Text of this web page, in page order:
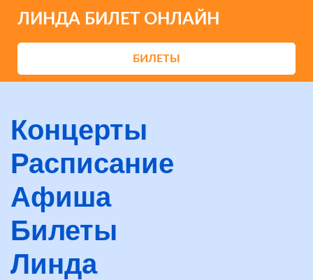
ЛИНДА БИЛЕТ ОНЛАЙН
БИЛЕТЫ
Концерты
Расписание
Афиша
Билеты
Линда